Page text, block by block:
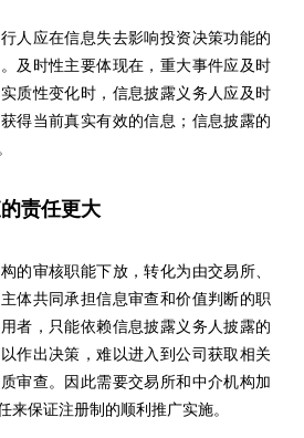
人应在信息失去影响投资决策功能的
及时性主要体现在，重大事件应及时
质性变化时，信息披露义务人应及时
得当前真实有效的信息；信息披露的
责任更大
的审核职能下放，转化为由交易所、
体共同承担信息审查和价值判断的职
者，只能依赖信息披露义务人披露的
作出决策，难以进入到公司获取相关
审查。因此需要交易所和中介机构加
来保证注册制的顺利推广实施。